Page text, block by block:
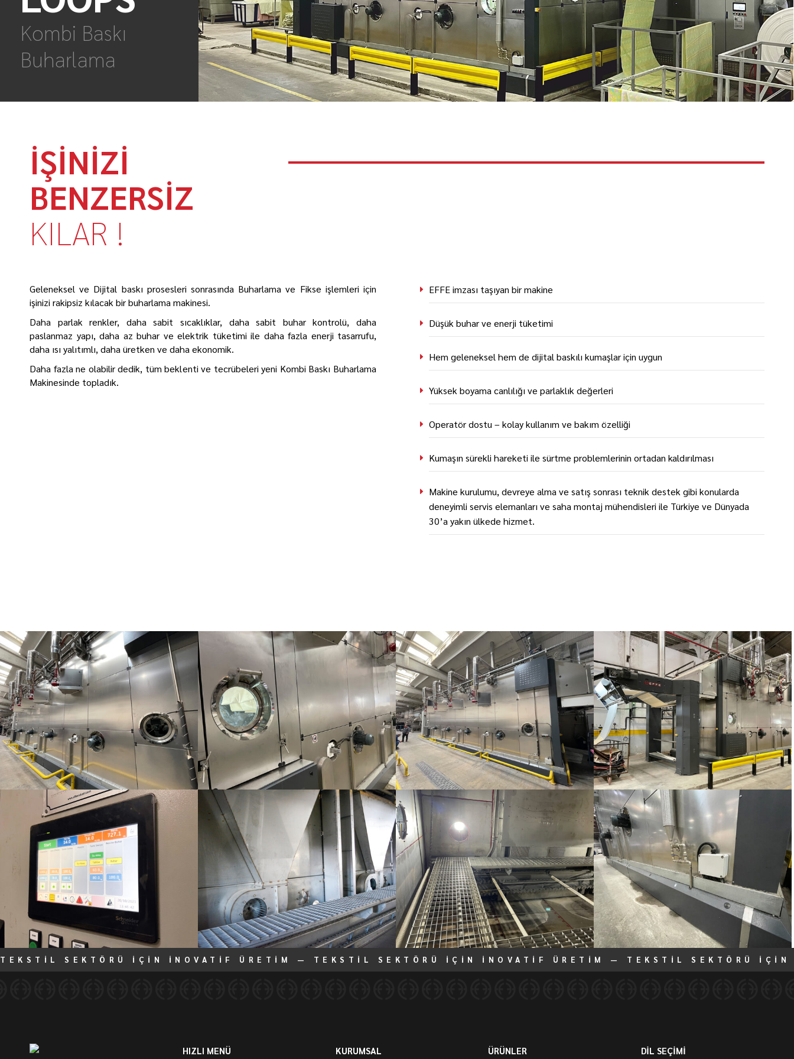
Kombi Baskı
Buharlama
İŞİNİZİ
BENZERSİZ
KILAR !
Geleneksel ve Dijital baskı prosesleri sonrasında Buharlama ve Fikse işlemleri için
işinizi rakipsiz kılacak bir buharlama makinesi.
Daha parlak renkler, daha sabit sıcaklıklar, daha sabit buhar kontrolü, daha
paslanmaz yapı, daha az buhar ve elektrik tüketimi ile daha fazla enerji tasarrufu,
daha ısı yalıtımlı, daha üretken ve daha ekonomik.
Daha fazla ne olabilir dedik, tüm beklenti ve tecrübeleri yeni Kombi Baskı Buharlama
Makinesinde topladık.
EFFE imzası taşıyan bir makine
Düşük buhar ve enerji tüketimi
Hem geleneksel hem de dijital baskılı kumaşlar için uygun
Yüksek boyama canlılığı ve parlaklık değerleri
Operatör dostu – kolay kullanım ve bakım özelliği
Kumaşın sürekli hareketi ile sürtme problemlerinin ortadan kaldırılması
Makine kurulumu, devreye alma ve satış sonrası teknik destek gibi konularda
deneyimli servis elemanları ve saha montaj mühendisleri ile Türkiye ve Dünyada
30’a yakın ülkede hizmet.
TEKSTİL SEKTÖRÜ İÇİN İNOVATİF ÜRETİM — TEKSTİL SEKTÖRÜ İÇİN İNOVATİF ÜRETİM — TEKSTİL SEKTÖRÜ
HIZLI MENÜ KURUMSAL ÜRÜNLER DİL SEÇİMİ